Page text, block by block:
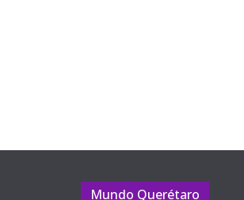
Mundo Querétaro